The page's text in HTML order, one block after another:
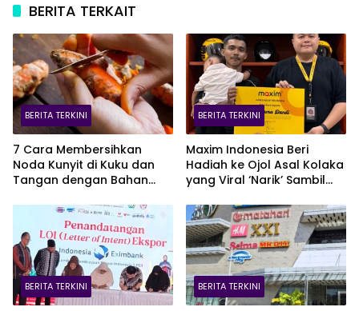
BERITA TERKAIT
BERITA TERKINI
7 Cara Membersihkan
Noda Kunyit di Kuku dan
Tangan dengan Bahan
BERITA TERKINI
Maxim Indonesia Beri
Hadiah ke Ojol Asal Kolaka
yang Viral ‘Narik’ Sambil
BERITA TERKINI BERITA TERKINI